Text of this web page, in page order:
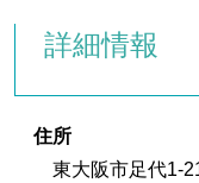
詳細情報
住所
東大阪市足代1-